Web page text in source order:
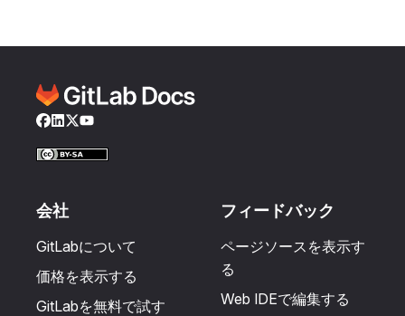
Facebook
LinkedIn
Twitter
YouTube
会社
GitLabについて
価格を表示する
GitLabを無料で試す
フィードバック
ページソースを表示す
る
Web IDEで編集する